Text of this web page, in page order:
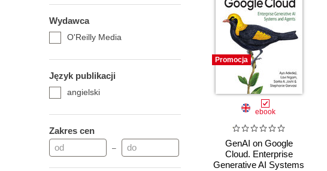
Wydawca
O'Reilly Media
Język publikacji
angielski
Zakres cen
–
Promocja
ebook
GenAI on Google
Cloud. Enterprise
Generative AI Systems